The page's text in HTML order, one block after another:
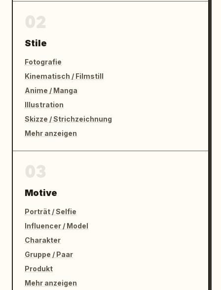
Stile
Fotografie
Kinematisch / Filmstill
Anime / Manga
Illustration
Skizze / Strichzeichnung
Mehr anzeigen
Motive
Porträt / Selfie
Influencer / Model
Charakter
Gruppe / Paar
Produkt
Mehr anzeigen